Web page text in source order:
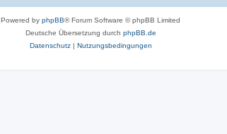
Powered by phpBB® Forum Software © phpBB Limited
Deutsche Übersetzung durch phpBB.de
Datenschutz| Nutzungsbedingungen